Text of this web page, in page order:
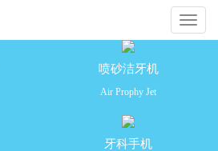
切
喷砂洁牙机
Air Prophy Jet
牙科手机